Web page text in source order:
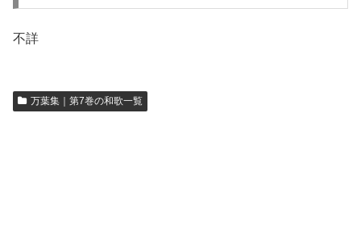
不詳
万葉集｜第7巻の和歌一覧